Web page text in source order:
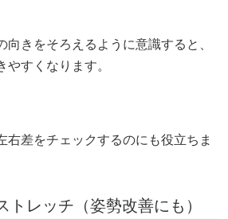
向きをそろえるように意識すると、
やすくなります。
右差をチェックするのにも役立ちま
トレッチ（姿勢改善にも）